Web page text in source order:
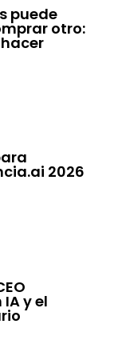
puede
otro:
2026
y el